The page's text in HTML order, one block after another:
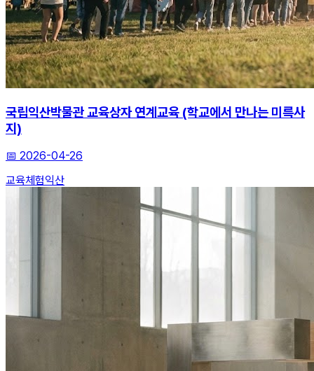
국립익산박물관 교육상자 연계교육 (학교에서 만나는 미륵사
지)
📅 2026-04-26
교육체험익산